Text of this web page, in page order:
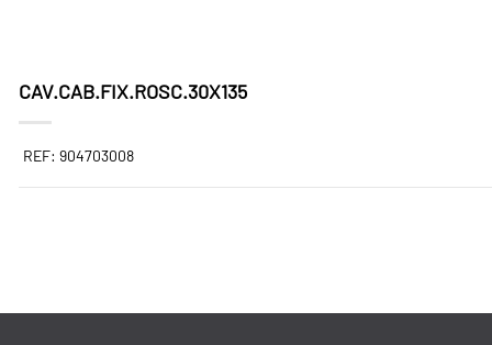
CAV.CAB.FIX.ROSC.30X135
REF: 904703008